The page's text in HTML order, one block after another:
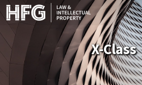
Skip to main content
X-Class